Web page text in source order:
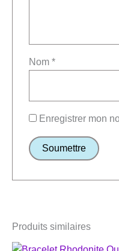
Nom *
Enregistrer mon
Produits similaires